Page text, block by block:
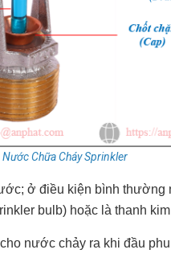
Chữa Cháy Sprinkler
ở điều kiện bình
bulb) hoặc là thanh
nước chảy ra khi đầu